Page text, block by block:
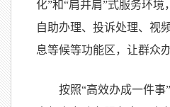
化”和“肩并肩”式服务环境
自助办理、投诉处理、视
息等候等功能区，让群众
按照“高效办成一件事